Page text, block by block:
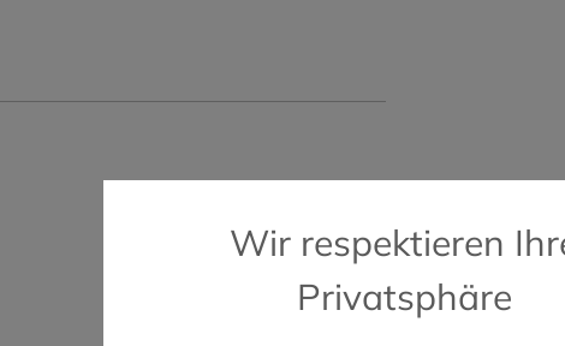
📞 Kostenlose Hotline +43 664
Wir respektieren
Privatsphäre